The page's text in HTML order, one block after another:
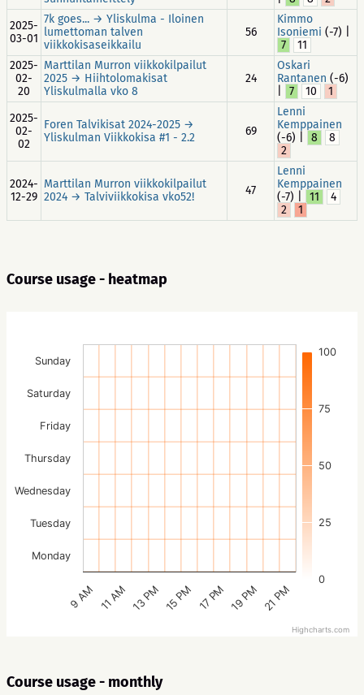
2025-
03-01
7k goes... → Yliskulma - Iloinen
lumettoman talven
viikkokisaseikkailu
56
Kimmo
Isoniemi (-7) |
7
11
2025-
02-
20
Marttilan Murron viikkokilpailut
2025 → Hiihtolomakisat
Yliskulmalla vko 8
24
Oskari
Rantanen (-6)
7 10
1
2025-
02-
02
Foren Talvikisat 2024-2025 →
Yliskulman Viikkokisa #1 - 2.2
69
Lenni
Kemppainen
(-6) |
8
8
2
2024-
12-29
Marttilan Murron viikkokilpailut
2024 → Talviviikkokisa vko52!
47
Lenni
Kemppainen
(-7) |
11
4
2
1
Course usage - heatmap
0
25
50
75
100
9 AM 11 AM 13 PM 15 PM 17 PM 19 PM 21 PM
Monday
Tuesday
Wednesday
Thursday
Friday
Saturday
Sunday
Highcharts.com
Course usage - monthly